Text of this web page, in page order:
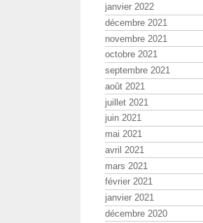
janvier 2022
décembre 2021
novembre 2021
octobre 2021
septembre 2021
août 2021
juillet 2021
juin 2021
mai 2021
avril 2021
mars 2021
février 2021
janvier 2021
décembre 2020